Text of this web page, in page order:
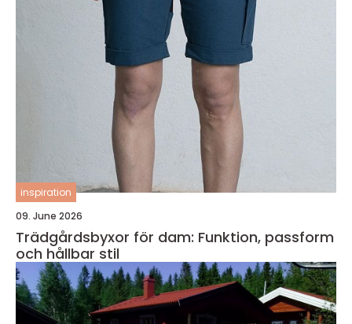
inspiration
09. June 2026
Trädgårdsbyxor för dam: Funktion, passform
och hållbar stil